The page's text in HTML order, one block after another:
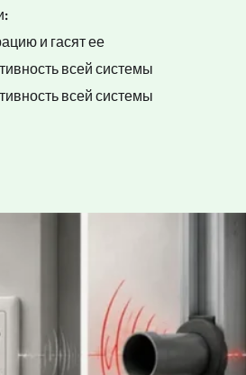
и гасят ее
всей системы
всей системы